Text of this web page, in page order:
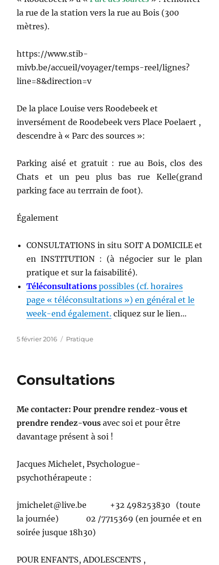
la rue de la station vers la rue au Bois (300
mètres).
https://www.stib-
mivb.be/accueil/voyager/temps-reel/lignes?
line=8&direction=v
De la place Louise vers Roodebeek et
inversément de Roodebeek vers Place Poelaert ,
descendre à « Parc des sources »:
Parking aisé et gratuit : rue au Bois, clos des
Chats et un peu plus bas rue Kelle(grand
parking face au terrrain de foot).
Également
CONSULTATIONS in situ SOIT A DOMICILE et
en INSTITUTION : (à négocier sur le plan
pratique et sur la faisabilité).
Téléconsultations possibles (cf. horaires
page « téléconsultations ») en général et le
week-end également. cliquez sur le lien…
Publié
5 février 2016 Catégories
Pratique
Consultations
Me contacter:Pour prendre rendez-vous et
prendre rendez-vousavec soi et pour être
davantage présent à soi !
Jacques Michelet, Psychologue-
psychothérapeute :
jmichelet@live.be +32 498253830 (toute
la journée) 02 /7715369 (en journée et en
soirée jusque 18h30)
POUR ENFANTS, ADOLESCENTS ,